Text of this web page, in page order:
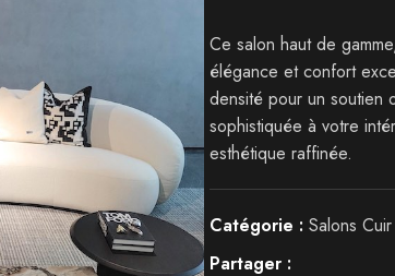
Ce salon haut de
élégance et confort
densité pour un soutien
sophistiquée à votre
esthétique raffinée.
Catégorie : Salons Cuir
Partager :